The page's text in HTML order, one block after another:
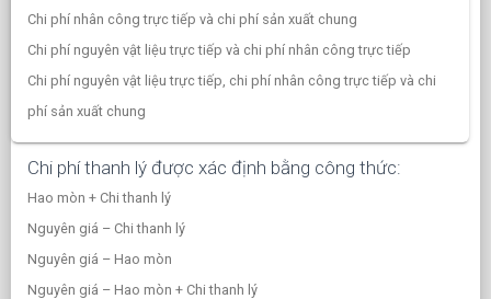
Chi phí nhân công trực tiếp và chi phí sản xuất chung
Chi phí nguyên vật liệu trực tiếp và chi phí nhân công trực tiếp
Chi phí nguyên vật liệu trực tiếp, chi phí nhân công trực tiếp và chi
phí sản xuất chung
Chi phí thanh lý được xác định bằng công thức:
Hao mòn + Chi thanh lý
Nguyên giá – Chi thanh lý
Nguyên giá – Hao mòn
Nguyên giá – Hao mòn + Chi thanh lý